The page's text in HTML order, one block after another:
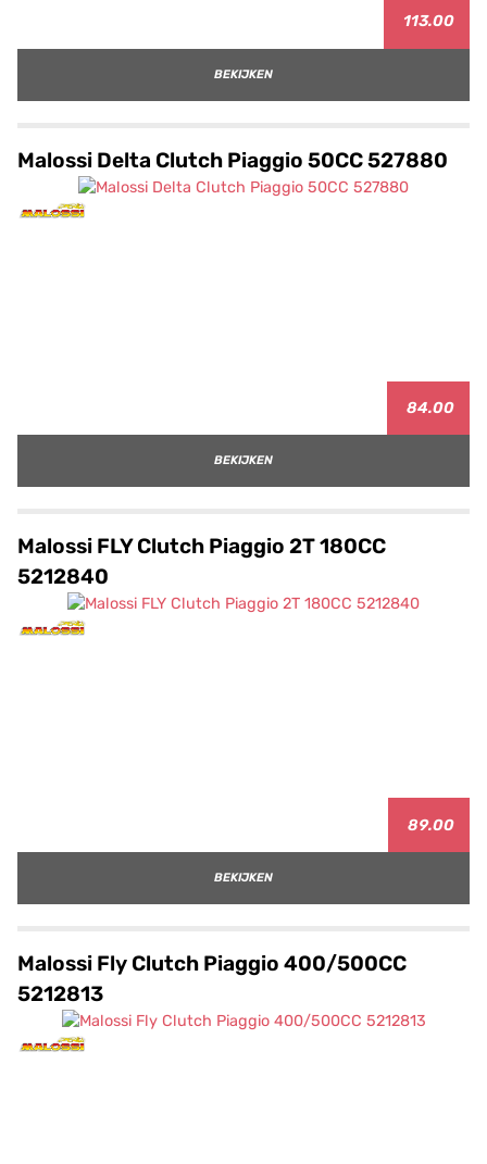
113.00
BEKIJKEN
Malossi Delta Clutch Piaggio 50CC 527880
84.00
BEKIJKEN
Malossi FLY Clutch Piaggio 2T 180CC
5212840
89.00
BEKIJKEN
Malossi Fly Clutch Piaggio 400/500CC
5212813